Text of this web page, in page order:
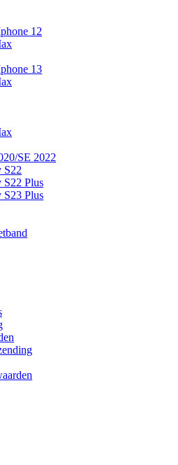
12
13
SE 2022
S22
S22 Plus
S23 Plus